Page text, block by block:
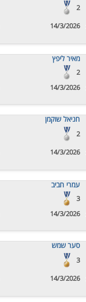
2
14/3/2026
מאיר ליפץ
2
14/3/2026
חניאל שוקמן
2
14/3/2026
עמרי חביב
3
14/3/2026
סער שמש
3
14/3/2026